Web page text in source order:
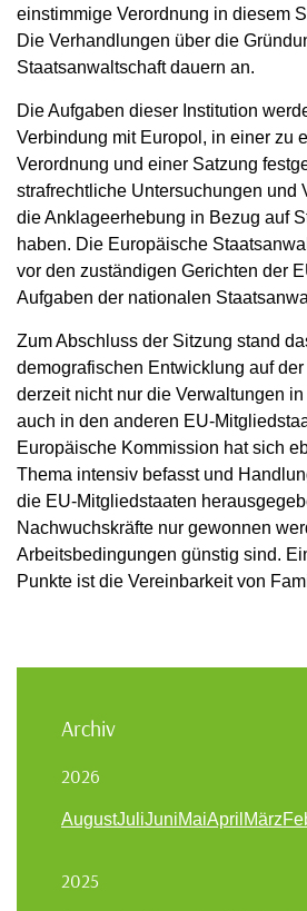
einstimmige Verordnung in diesem
Die Verhandlungen über die
Staatsanwaltschaft dauern an.
Die Aufgaben dieser Institution
Verbindung mit Europol, in einer zu
Verordnung und einer Satzung
strafrechtliche Untersuchungen und
die Anklageerhebung in Bezug auf
haben. Die Europäische
vor den zuständigen Gerichten der
Aufgaben der nationalen
Zum Abschluss der Sitzung stand
demografischen Entwicklung auf
derzeit nicht nur die Verwaltungen
auch in den anderen EU-
Europäische Kommission hat sich
Thema intensiv befasst und
die EU-Mitgliedstaaten
Nachwuchskräfte nur gewonnen
Arbeitsbedingungen günstig sind.
Punkte ist die Vereinbarkeit von
Archiv
2026
AugustJuliJuniMaiApril März
2025